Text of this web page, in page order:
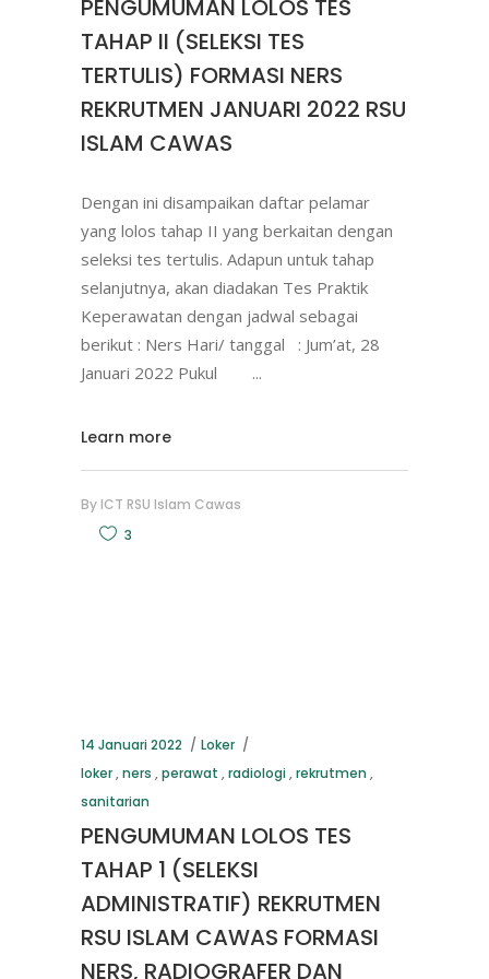
PENGUMUMAN LOLOS TES
TAHAP II (SELEKSI TES
TERTULIS) FORMASI NERS
REKRUTMEN JANUARI 2022 RSU
ISLAM CAWAS
Dengan ini disampaikan daftar pelamar
yang lolos tahap II yang berkaitan dengan
seleksi tes tertulis. Adapun untuk tahap
selanjutnya, akan diadakan Tes Praktik
Keperawatan dengan jadwal sebagai
berikut : Ners Hari/ tanggal : Jum’at, 28
Januari 2022 Pukul
Learn more
By ICT RSU Islam Cawas
3
14 Januari 2022
Loker
loker,ners ,perawat ,radiologi,rekrutmen ,
sanitarian
PENGUMUMAN LOLOS TES
TAHAP 1 (SELEKSI
ADMINISTRATIF) REKRUTMEN
RSU ISLAM CAWAS FORMASI
NERS, RADIOGRAFER DAN